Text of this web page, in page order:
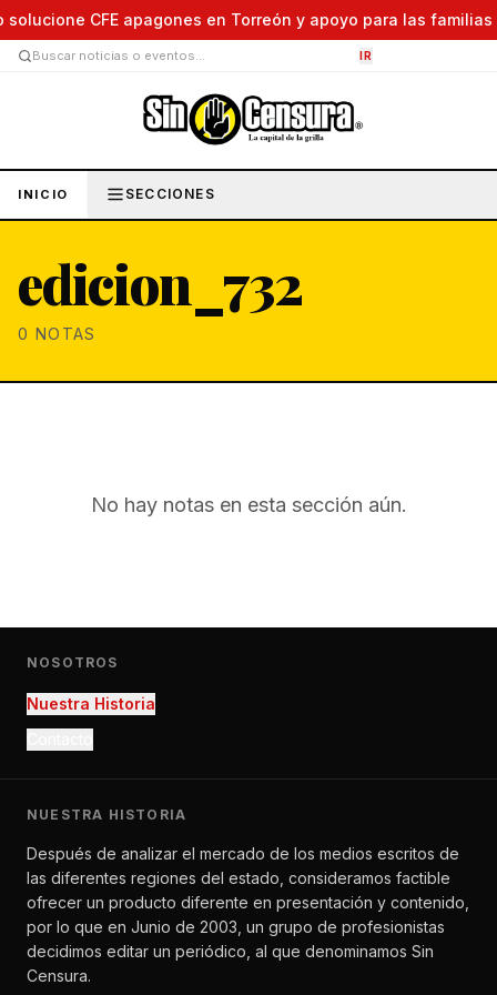
solucione CFE apagones en Torreón y apoyo para las
IR
INICIO SECCIONES
edicion_732
0 NOTAS
No hay notas en esta sección aún.
NOSOTROS
Nuestra Historia
NUESTRA HISTORIA
Después de analizar el mercado de los medios escritos de
las diferentes regiones del estado, consideramos factible
ofrecer un producto diferente en presentación y contenido,
por lo que en Junio de 2003, un grupo de profesionistas
decidimos editar un periódico, al que denominamos Sin
Censura.